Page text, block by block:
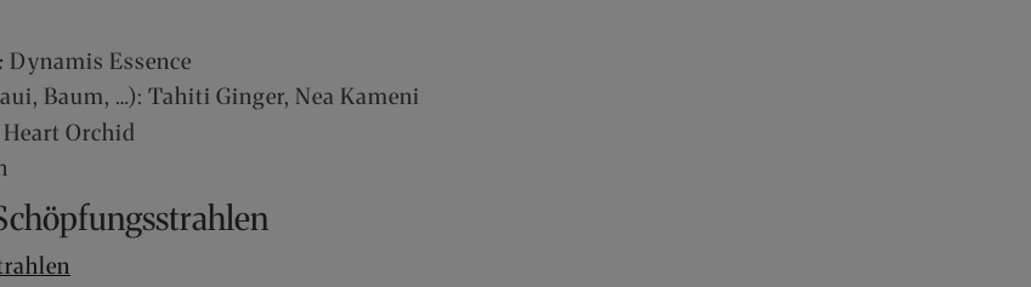
Dynamis Essence
Baum, …): Tahiti Ginger, Nea Kameni
Orchid